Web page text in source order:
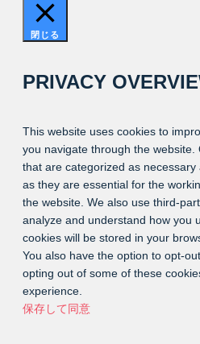
閉じる
PRIVACY
This website uses cookies to
you navigate through the
that are categorized as
as they are essential for the
the website. We also use third-
analyze and understand how you
cookies will be stored in your
You also have the option to opt-
opting out of some of these
experience.
保存して同意